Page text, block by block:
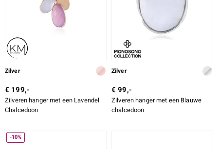
Zilver
€ 199,-
Zilveren hanger met een Lavendel
Chalcedoon
Zilver
€ 99,-
Zilveren hanger met een Blauwe
chalcedoon
-10%